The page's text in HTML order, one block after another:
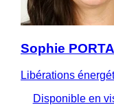
Sophie
Libérations
Disponible en